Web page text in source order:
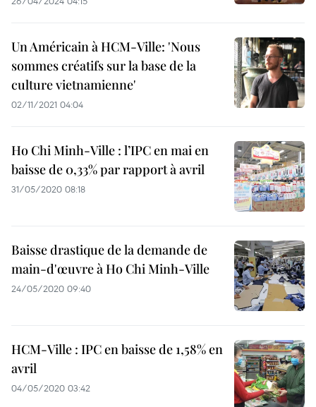
Un Américain à HCM-Ville: 'Nous
sommes créatifs sur la base de la
culture vietnamienne'
02/11/2021 04:04
Ho Chi Minh-Ville : l’IPC en mai en
baisse de 0,33% par rapport à avril
31/05/2020 08:18
Baisse drastique de la demande de
main-d'œuvre à Ho Chi Minh-Ville
24/05/2020 09:40
HCM-Ville : IPC en baisse de 1,58% en
avril
04/05/2020 03:42